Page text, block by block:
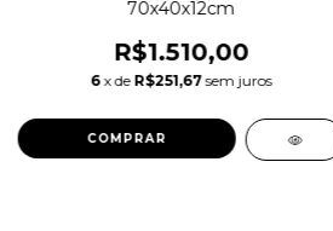
70x40x12cm
R$1.510,00
6 x de R$251,67 sem juros